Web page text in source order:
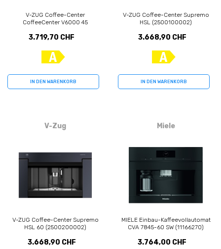
V-ZUG Coffee-Center
CoffeeCenter V6000 45
3.719,70 CHF
IN DEN WARENKORB
V-ZUG Coffee-Center Supremo
HSL (2500100002)
3.668,90 CHF
IN DEN WARENKORB
V-Zug
V-ZUG Coffee-Center Supremo
HSL 60 (2500200002)
3.668,90 CHF
Miele
MIELE Einbau-Kaffeevollautomat
CVA 7845-60 SW (11166270)
3.764,00 CHF